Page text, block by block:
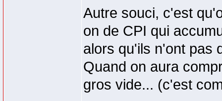
Autre souci, c'est
on de CPI qui
alors qu'ils n'ont pas
Quand on aura
gros vide... (c'est